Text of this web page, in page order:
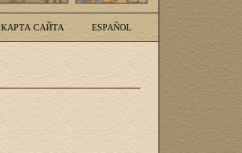
КАРТА САЙТА ESPAÑOL